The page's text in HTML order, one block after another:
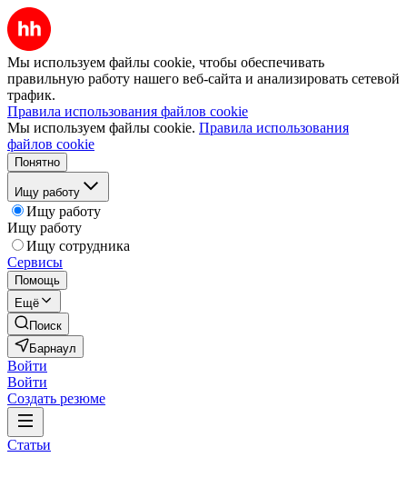
Мы используем файлы cookie, чтобы обеспечивать
правильную работу нашего веб-сайта и анализировать сетевой
трафик.
Правила использования файлов cookie
Мы используем файлы cookie. Правила использования
файлов cookie
Понятно
Ищу работу
Ищу работу
Ищу работу
Ищу сотрудника
Сервисы
Помощь
Ещё
Поиск
Барнаул
Войти
Войти
Создать резюме
Статьи